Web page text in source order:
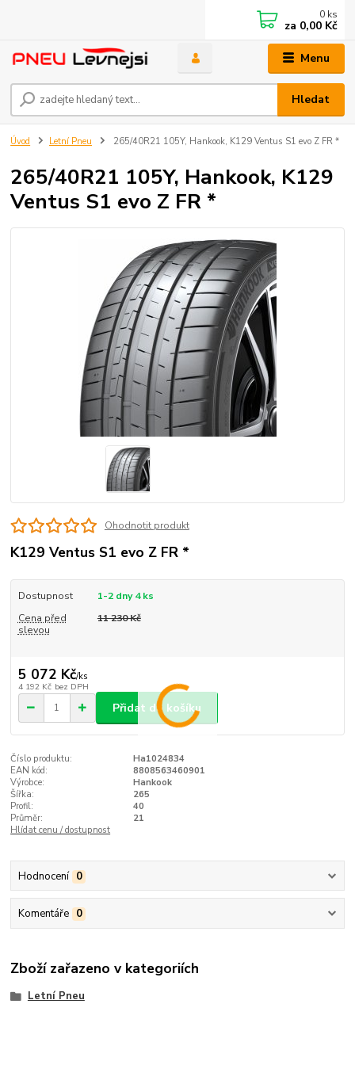
Menu
Hledat
0 ks
za 0,00 Kč
Úvod Letní Pneu 265/40R21 105Y, Hankook, K129 Ventus S1 evo Z FR *
265/40R21 105Y, Hankook, K129
Ventus S1 evo Z FR *
Ohodnotit produkt
K129 Ventus S1 evo Z FR *
Dostupnost
1-2 dny 4 ks
Cena před
slevou
11 230 Kč
5 072 Kč/ks
4 192 Kč bez DPH
Přidat do košíku
Číslo produktu:
Ha1024834
EAN kód:
8808563460901
Výrobce:
Hankook
Šířka:
265
Profil:
40
Průměr:
21
Hlídat cenu / dostupnost
Hodnocení 0
Komentáře 0
Zboží zařazeno v kategoriích
Letní Pneu